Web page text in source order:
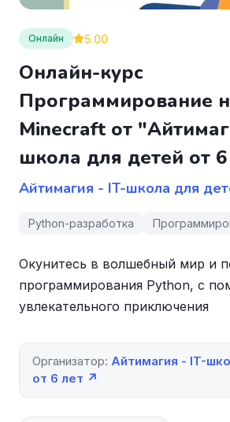
Онлайн 5.00
Онлайн-курс
Программирование
Minecraft от
школа для детей от
Айтимагия - IT-школа для
Python-разработка
Окунитесь в волшебный мир и
программирования Python, с
увлекательного приключения
Организатор: Айтимагия - IT-
от 6 лет ↗